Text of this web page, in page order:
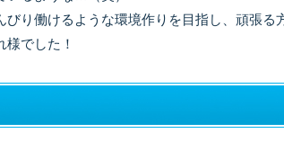
り働けるような環境作りを目指し、頑張る
でした！